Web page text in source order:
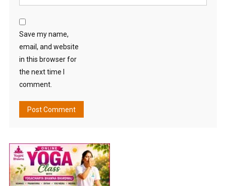
Save my name,
email, and website
in this browser for
the next time I
comment.